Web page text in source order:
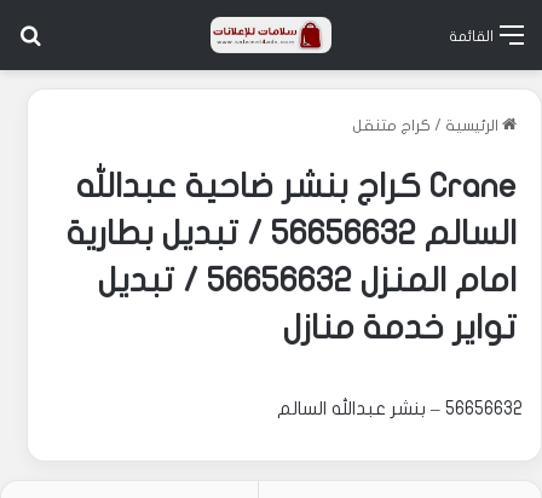
القائمة
الرئيسية / كراج متنقل
Crane كراج بنشر ضاحية عبدالله
السالم 56656632 / تبديل بطارية
امام المنزل 56656632 / تبديل
تواير خدمة منازل
56656632 – بنشر عبدالله السالم